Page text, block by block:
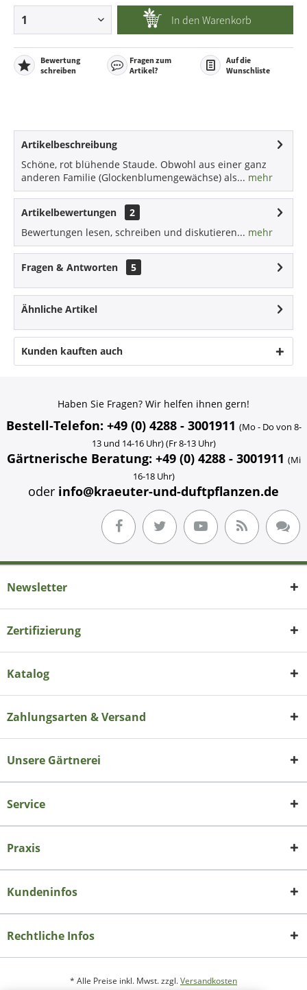
In den Warenkorb
Bewertung
schreiben
Fragen zum
Artikel?
Auf die
Wunschliste
Artikelbeschreibung
Schöne, rot blühende Staude. Obwohl aus einer ganz
anderen Familie (Glockenblumengewächse) als... mehr
Artikelbewertungen
2
Bewertungen lesen, schreiben und diskutieren... mehr
Fragen & Antworten 5
Ähnliche Artikel
Kunden kauften auch
Haben Sie Fragen? Wir helfen ihnen gern!
Bestell-Telefon: +49 (0) 4288 - 3001911 (Mo - Do von 8-
13 und 14-16 Uhr) (Fr 8-13 Uhr)
Gärtnerische Beratung: +49 (0) 4288 - 3001911 (Mi
16-18 Uhr)
oder info@kraeuter-und-duftpflanzen.de
Newsletter
Zertifizierung
Katalog
Zahlungsarten & Versand
Unsere Gärtnerei
Service
Praxis
Kundeninfos
Rechtliche Infos
* Alle Preise inkl. Mwst. zzgl.Versandkosten